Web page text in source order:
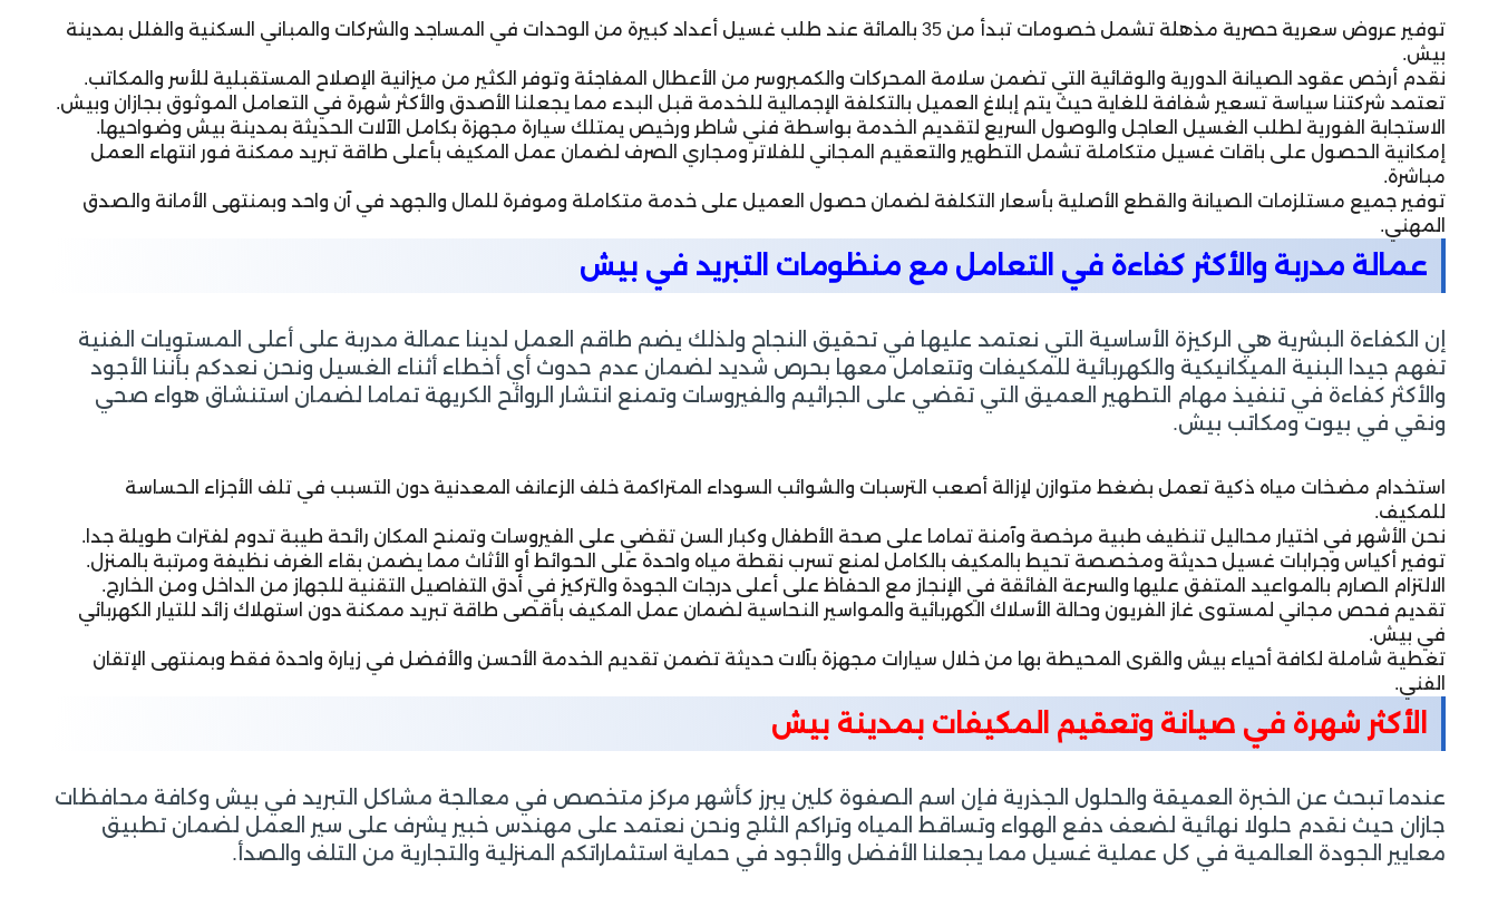
توفير عروض سعرية حصرية مذهلة تشمل خصومات تبدأ من 35 بالمائة عند طلب غسيل أعداد كبيرة من الوحدات في المساجد والشركات والمباني السكنية والفلل بمدينة
بيش.
نقدم أرخص عقود الصيانة الدورية والوقائية التي تضمن سلامة المحركات والكمبروسر من الأعطال المفاجئة وتوفر الكثير من ميزانية الإصلاح المستقبلية للأسر والمكاتب.
تعتمد شركتنا سياسة تسعير شفافة للغاية حيث يتم إبلاغ العميل بالتكلفة الإجمالية للخدمة قبل البدء مما يجعلنا الأصدق والأكثر شهرة في التعامل الموثوق بجازان وبيش.
الاستجابة الفورية لطلب الغسيل العاجل والوصول السريع لتقديم الخدمة بواسطة فني شاطر ورخيص يمتلك سيارة مجهزة بكامل الآلات الحديثة بمدينة بيش وضواحيها.
إمكانية الحصول على باقات غسيل متكاملة تشمل التطهير والتعقيم المجاني للفلاتر ومجاري الصرف لضمان عمل المكيف بأعلى طاقة تبريد ممكنة فور انتهاء العمل
مباشرة.
توفير جميع مستلزمات الصيانة والقطع الأصلية بأسعار التكلفة لضمان حصول العميل على خدمة متكاملة وموفرة للمال والجهد في آن واحد وبمنتهى الأمانة والصدق
المهني.
عمالة مدربة والأكثر كفاءة في التعامل مع منظومات التبريد في بيش
إن الكفاءة البشرية هي الركيزة الأساسية التي نعتمد عليها في تحقيق النجاح ولذلك يضم طاقم العمل لدينا عمالة مدربة على أعلى المستويات الفنية
تفهم جيدا البنية الميكانيكية والكهربائية للمكيفات وتتعامل معها بحرص شديد لضمان عدم حدوث أي أخطاء أثناء الغسيل ونحن نعدكم بأننا الأجود
والأكثر كفاءة في تنفيذ مهام التطهير العميق التي تقضي على الجراثيم والفيروسات وتمنع انتشار الروائح الكريهة تماما لضمان استنشاق هواء صحي
ونقي في بيوت ومكاتب بيش.
استخدام مضخات مياه ذكية تعمل بضغط متوازن لإزالة أصعب الترسبات والشوائب السوداء المتراكمة خلف الزعانف المعدنية دون التسبب في تلف الأجزاء الحساسة
للمكيف.
نحن الأشهر في اختيار محاليل تنظيف طبية مرخصة وآمنة تماما على صحة الأطفال وكبار السن تقضي على الفيروسات وتمنح المكان رائحة طيبة تدوم لفترات طويلة جدا.
توفير أكياس وجرابات غسيل حديثة ومخصصة تحيط بالمكيف بالكامل لمنع تسرب نقطة مياه واحدة على الحوائط أو الأثاث مما يضمن بقاء الغرف نظيفة ومرتبة بالمنزل.
الالتزام الصارم بالمواعيد المتفق عليها والسرعة الفائقة في الإنجاز مع الحفاظ على أعلى درجات الجودة والتركيز في أدق التفاصيل التقنية للجهاز من الداخل ومن الخارج.
تقديم فحص مجاني لمستوى غاز الفريون وحالة الأسلاك الكهربائية والمواسير النحاسية لضمان عمل المكيف بأقصى طاقة تبريد ممكنة دون استهلاك زائد للتيار الكهربائي
في بيش.
تغطية شاملة لكافة أحياء بيش والقرى المحيطة بها من خلال سيارات مجهزة بآلات حديثة تضمن تقديم الخدمة الأحسن والأفضل في زيارة واحدة فقط وبمنتهى الإتقان
الفني.
الأكثر شهرة في صيانة وتعقيم المكيفات بمدينة بيش
عندما تبحث عن الخبرة العميقة والحلول الجذرية فإن اسم الصفوة كلين يبرز كأشهر مركز متخصص في معالجة مشاكل التبريد في بيش وكافة محافظات
جازان حيث نقدم حلولا نهائية لضعف دفع الهواء وتساقط المياه وتراكم الثلج ونحن نعتمد على مهندس خبير يشرف على سير العمل لضمان تطبيق
معايير الجودة العالمية في كل عملية غسيل مما يجعلنا الأفضل والأجود في حماية استثماراتكم المنزلية والتجارية من التلف والصدأ.